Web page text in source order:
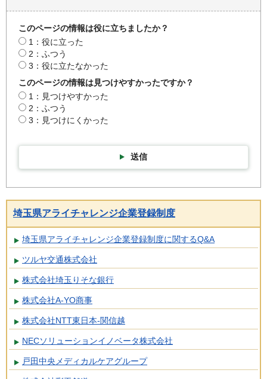
このページの情報は役に立ちましたか？
1：役に立った
2：ふつう
3：役に立たなかった
このページの情報は見つけやすかったですか？
1：見つけやすかった
2：ふつう
3：見つけにくかった
送信
埼玉県アライチャレンジ企業登録制度
埼玉県アライチャレンジ企業登録制度に関するQ&A
ツルヤ交通株式会社
株式会社埼玉りそな銀行
株式会社A-YO商事
株式会社NTT東日本-関信越
NECソリューションイノベータ株式会社
戸田中央メディカルケアグループ